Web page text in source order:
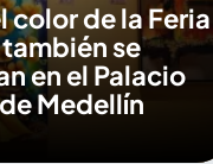
color de la Feria
se
en el Palacio
Medellín